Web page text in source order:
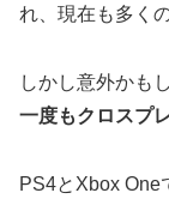
れ、現在も多く
しかし意外かも
一度もクロスプ
PS4とXbox One